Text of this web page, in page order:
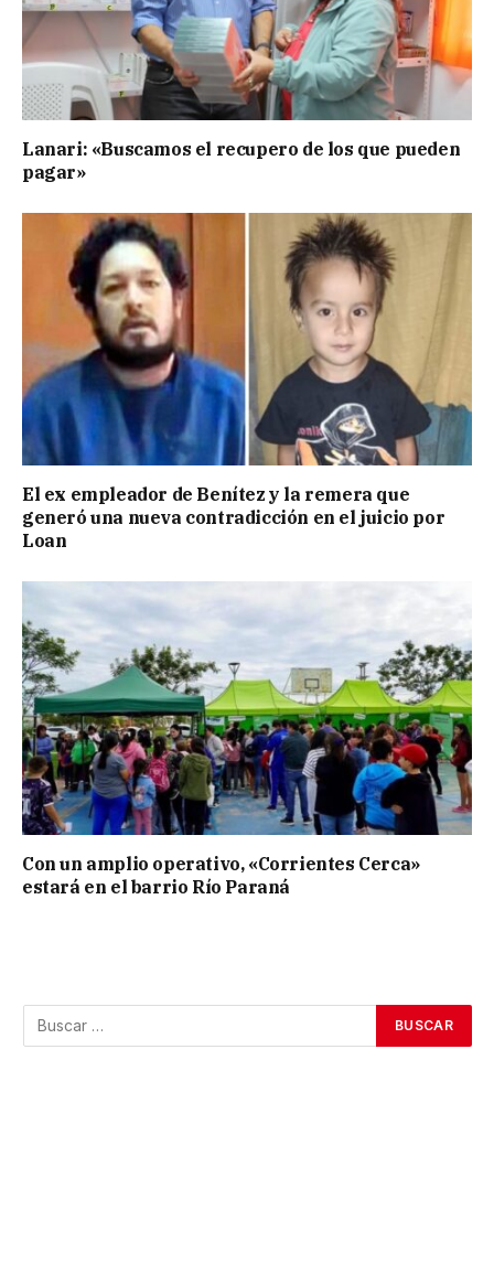
Lanari: «Buscamos el recupero de los que pueden
pagar»
El ex empleador de Benítez y la remera que
generó una nueva contradicción en el juicio por
Loan
Con un amplio operativo, «Corrientes Cerca»
estará en el barrio Río Paraná